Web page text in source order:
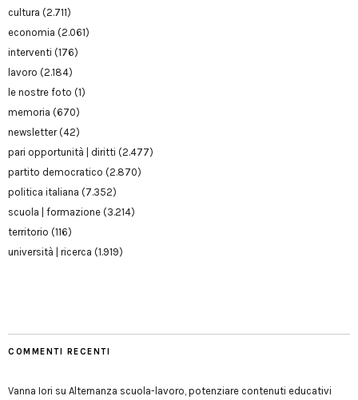
cultura (2.711)
economia (2.061)
interventi (176)
lavoro (2.184)
le nostre foto (1)
memoria (670)
newsletter(42)
pari opportunità | diritti (2.477)
partito democratico (2.870)
politica italiana (7.352)
scuola | formazione (3.214)
territorio (116)
università | ricerca (1.919)
COMMENTI RECENTI
Vanna Iori su Alternanza scuola-lavoro, potenziare contenuti educativi